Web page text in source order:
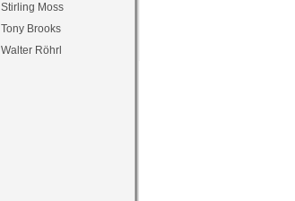
Stirling Moss
Tony Brooks
Walter Röhrl